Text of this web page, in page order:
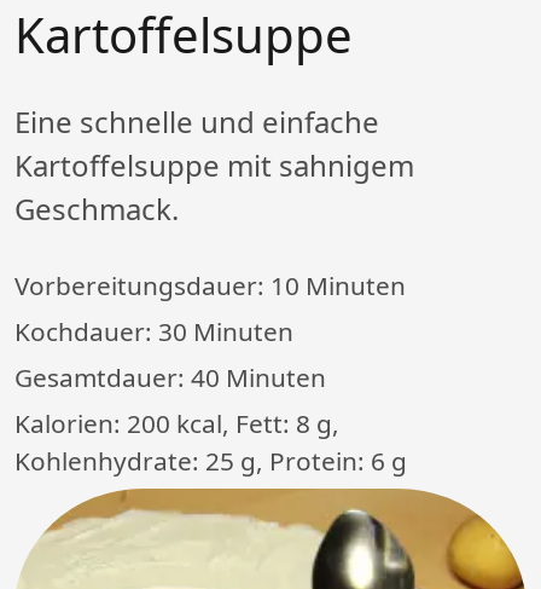
Kartoffelsuppe
Eine schnelle und einfache
Kartoffelsuppe mit sahnigem
Geschmack.
Vorbereitungsdauer: 10 Minuten
Kochdauer: 30 Minuten
Gesamtdauer: 40 Minuten
Kalorien: 200 kcal, Fett: 8 g,
Kohlenhydrate: 25 g, Protein: 6 g